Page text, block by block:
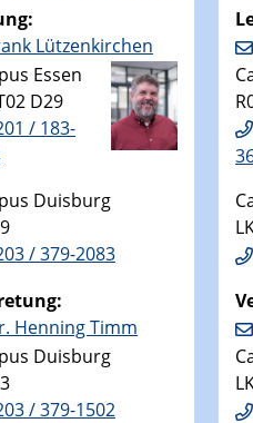
Lützenkirchen
Essen
D29
/ 183-
Duisburg
/ 379-2083
Henning Timm
Duisburg
/ 379-1502